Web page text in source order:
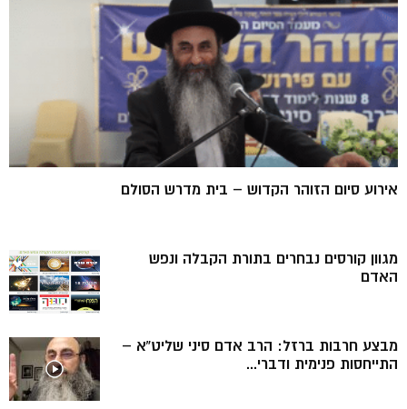
אירוע סיום הזוהר הקדוש – בית מדרש הסולם
מגוון קורסים נבחרים בתורת הקבלה ונפש
האדם
מבצע חרבות ברזל: הרב אדם סיני שליט”א –
התייחסות פנימית ודברי...